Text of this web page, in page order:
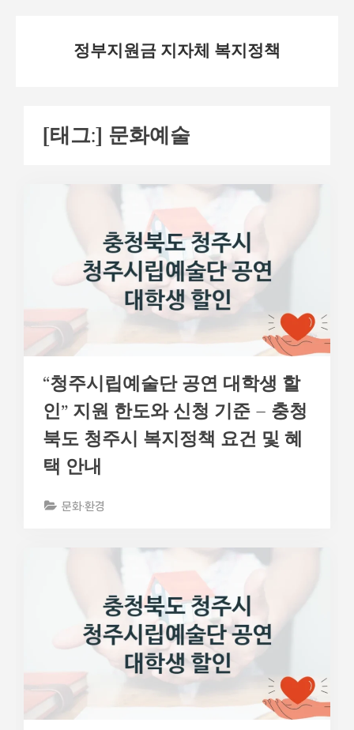
정부지원금 지자체 복지정책
[태그:] 문화예술
“청주시립예술단 공연 대학생 할
인” 지원 한도와 신청 기준 – 충청
북도 청주시 복지정책 요건 및 혜
택 안내
문화·환경